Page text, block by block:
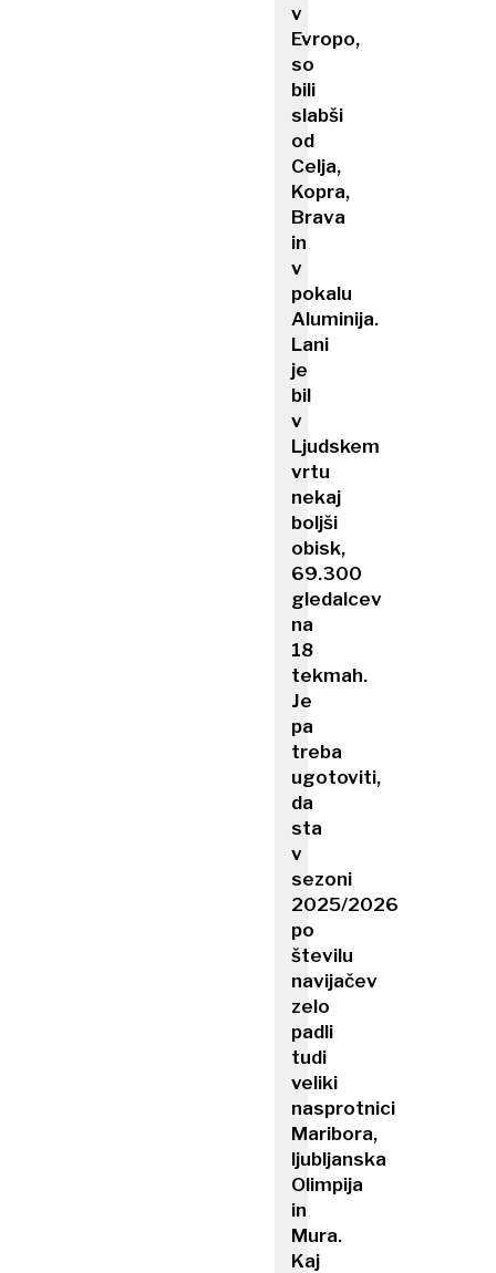
v
Evropo,
so
bili
slabši
od
Celja,
Kopra,
Brava
in
v
pokalu
Aluminija.
Lani
je
bil
v
Ljudskem
vrtu
nekaj
boljši
obisk,
69.300
gledalcev
na
18
tekmah.
Je
pa
treba
ugotoviti,
da
sta
v
sezoni
2025/2026
po
številu
navijačev
zelo
padli
tudi
veliki
nasprotnici
Maribora,
ljubljanska
Olimpija
in
Mura.
Kaj